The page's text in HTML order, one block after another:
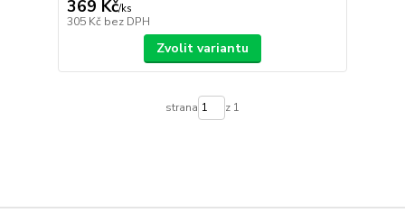
369 Kč/ks
305 Kč bez DPH
Zvolit variantu
strana z 1